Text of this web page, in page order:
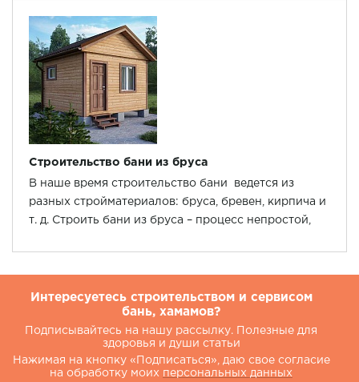
Строительство бани из бруса
В наше время строительство бани ведется из
разных стройматериалов: бруса, бревен, кирпича и
т. д. Строить бани из бруса – процесс непростой,
Интересуетесь строительством и сервисом
бань, хамамов?
Подписывайтесь на нашу рассылку. Полезные для
здоровья и души статьи
Нажимая на кнопку «Подписаться», даю свое согласие
на обработку моих персональных данных